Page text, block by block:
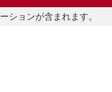
ションが含まれます。